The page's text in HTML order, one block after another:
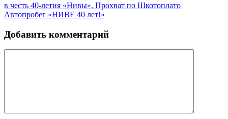
в честь 40-летия «Нивы». Прохват по Шкотоплато
Автопробег «НИВЕ 40 лет!»
Добавить комментарий